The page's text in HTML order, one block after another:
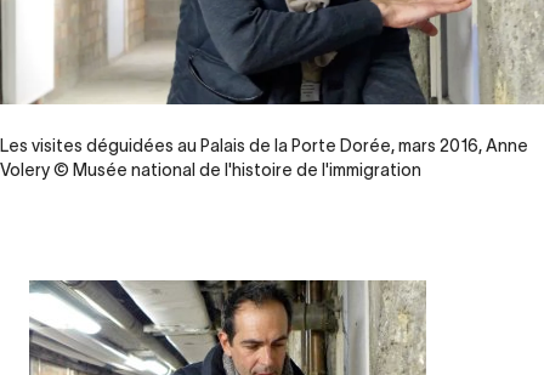
Les visites déguidées au Palais de la Porte Dorée, mars 2016, Anne
Volery © Musée national de l'histoire de l'immigration
d’origine